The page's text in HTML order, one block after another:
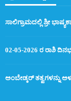
ಸಾಲಿಗ್ರಾಮದಲ್ಲಿ ಶ್ರೀ
02-05-2026 ರ ರಾಶಿ
ಅಂಬೇಡ್ಕರ್ ತತ್ವಗಳನ್ನು